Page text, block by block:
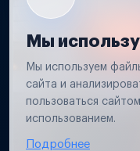
Мы
Мы используем
сайта и
пользоваться
использованием.
Подробнее